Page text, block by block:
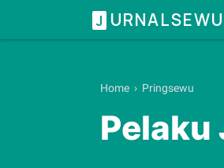
J URNALSEWU
Home › Pringsewu
Pelaku